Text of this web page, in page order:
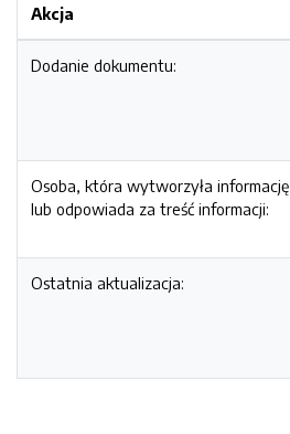
Akcja
Dodanie dokumentu:
Osoba, która wytworzyła informację
lub odpowiada za treść informacji:
Ostatnia aktualizacja: